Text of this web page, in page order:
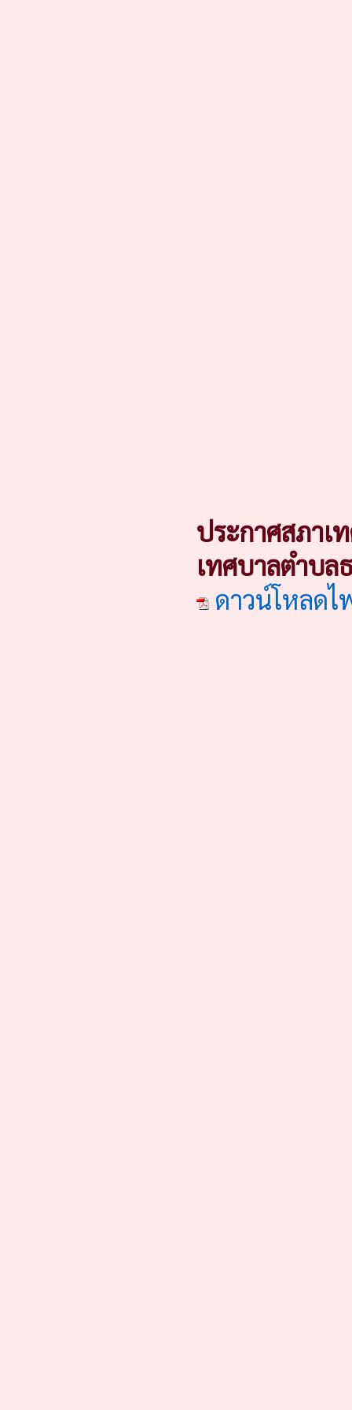
ประกาศสภาเ
เทศบาลตำบ
ดาวน์โหลด